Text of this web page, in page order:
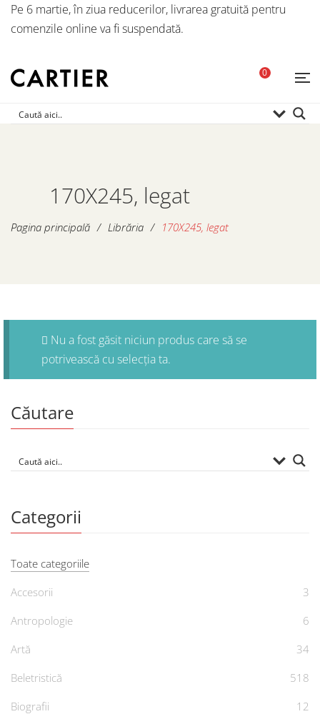
Pe 6 martie, în ziua reducerilor, livrarea gratuită pentru
comenzile online va fi suspendată.
0
170X245, legat
Pagina principală / Librăria / 170X245, legat
Nu a fost găsit niciun produs care să se
potrivească cu selecția ta.
Căutare
Categorii
Toate categoriile
Accesorii
3
Antropologie
6
Artă
34
Beletristică
518
Biografii
12